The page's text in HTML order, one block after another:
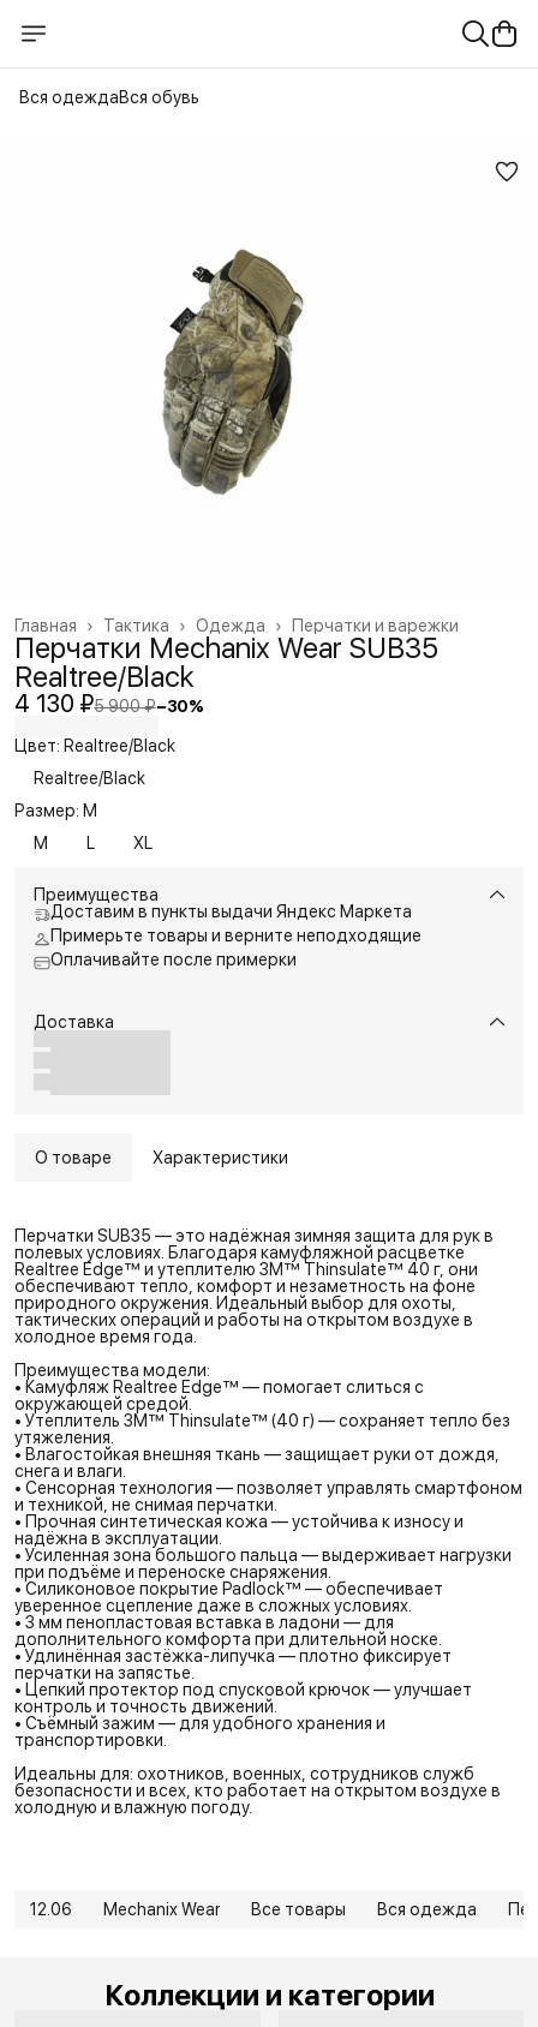
Вся одеждаВся обувь
Перчатки и варежки
Одежда ›
Тактика ›
Главная ›
Перчатки Mechanix Wear SUB35
Realtree/Black
4 130 ₽5 900 ₽−30%
Цвет: Realtree/Black
Realtree/Black
Размер: M
M
L XL
Преимущества
Доставим в пункты выдачи Яндекс Маркета
Примерьте товары и верните неподходящие
Оплачивайте после примерки
Доставка
О товаре Характеристики
Перчатки SUB35 — это надёжная зимняя защита для рук в
полевых условиях. Благодаря камуфляжной расцветке
Realtree Edge™ и утеплителю 3M™ Thinsulate™ 40 г, они
обеспечивают тепло, комфорт и незаметность на фоне
природного окружения. Идеальный выбор для охоты,
тактических операций и работы на открытом воздухе в
холодное время года.
Преимущества модели:
• Камуфляж Realtree Edge™ — помогает слиться с
окружающей средой.
• Утеплитель 3M™ Thinsulate™ (40 г) — сохраняет тепло без
утяжеления.
• Влагостойкая внешняя ткань — защищает руки от дождя,
снега и влаги.
• Сенсорная технология — позволяет управлять смартфоном
и техникой, не снимая перчатки.
• Прочная синтетическая кожа — устойчива к износу и
надёжна в эксплуатации.
• Усиленная зона большого пальца — выдерживает нагрузки
при подъёме и переноске снаряжения.
• Силиконовое покрытие Padlock™ — обеспечивает
уверенное сцепление даже в сложных условиях.
• 3 мм пенопластовая вставка в ладони — для
дополнительного комфорта при длительной носке.
• Удлинённая застёжка-липучка — плотно фиксирует
перчатки на запястье.
• Цепкий протектор под спусковой крючок — улучшает
контроль и точность движений.
• Съёмный зажим — для удобного хранения и
транспортировки.
Идеальны для: охотников, военных, сотрудников служб
безопасности и всех, кто работает на открытом воздухе в
холодную и влажную погоду.
12.06 Mechanix Wear Все товары Вся одежда
Коллекции и категории